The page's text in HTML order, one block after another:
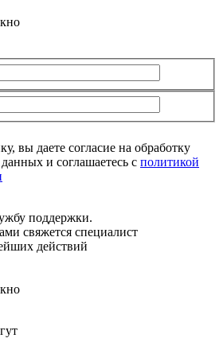
вы даете согласие на обработку
и соглашаетесь с политикой
поддержки.
свяжется специалист
действий